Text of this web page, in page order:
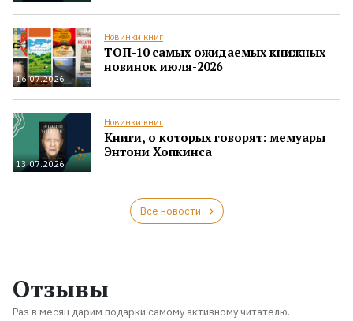
16.07.2026
Новинки книг
ТОП-10 самых ожидаемых книжных
новинок июля-2026
13.07.2026
Новинки книг
Книги, о которых говорят: мемуары
Энтони Хопкинса
Все новости
Отзывы
Раз в месяц дарим подарки самому активному читателю.